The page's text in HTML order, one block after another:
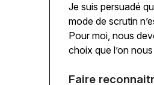
Je suis persuadé
mode de scrutin
Pour moi, nous
choix que l’on
Faire